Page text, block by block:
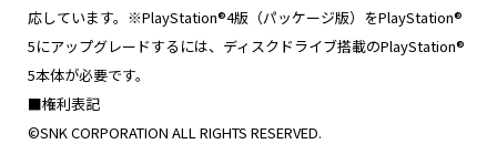
応しています。※PlayStation®4版（パッケージ版）をPlayStation®
5にアップグレードするには、ディスクドライブ搭載のPlayStation®
5本体が必要です。
■権利表記
©SNK CORPORATION ALL RIGHTS RESERVED.